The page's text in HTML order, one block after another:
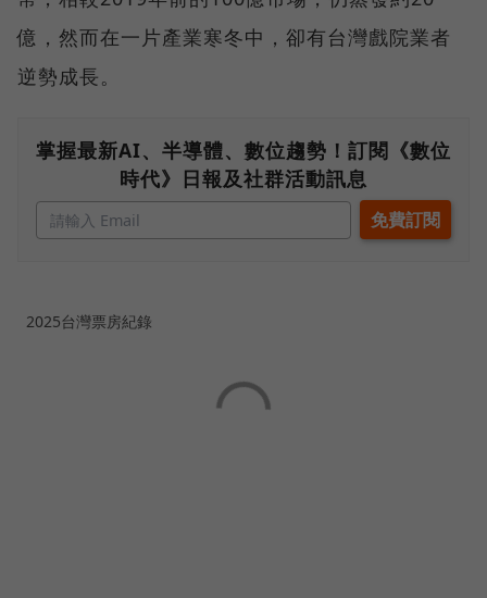
億，然而在一片產業寒冬中，卻有台灣戲院業者
逆勢成長。
掌握最新AI、半導體、數位趨勢！訂閱《數位
時代》日報及社群活動訊息
2025台灣票房紀錄